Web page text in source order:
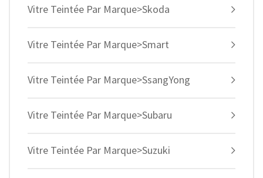
Vitre Teintée Par Marque>Skoda
Vitre Teintée Par Marque>Smart
Vitre Teintée Par Marque>SsangYong
Vitre Teintée Par Marque>Subaru
Vitre Teintée Par Marque>Suzuki